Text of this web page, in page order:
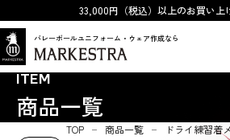
33,000円（税込）以上のお買い上
バレーボールユニフォーム・ウェア作成なら
ITEM
商品一覧
TOP 商品一覧 ドライ練習着